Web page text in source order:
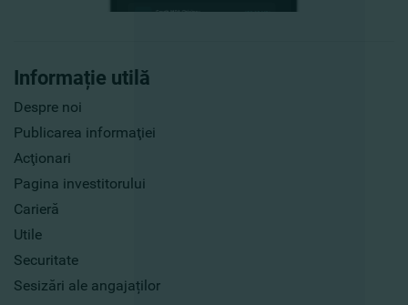
Informație utilă
Despre noi
Publicarea informaţiei
Acţionari
Pagina investitorului
Carieră
Utile
Securitate
Sesizări ale angajaților